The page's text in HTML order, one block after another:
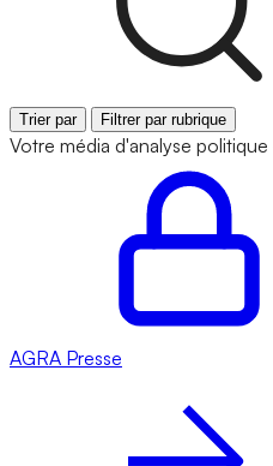
Trier par Filtrer par rubrique
Votre média d'analyse
AGRA Presse